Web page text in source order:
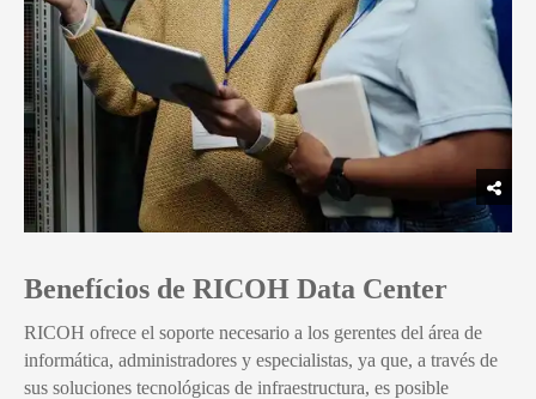
Benefícios de RICOH Data Center
RICOH ofrece el soporte necesario a los gerentes del área de
informática, administradores y especialistas, ya que, a través de
sus soluciones tecnológicas de infraestructura, es posible